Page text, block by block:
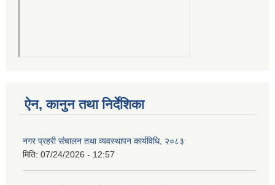
ऐन, कानुन तथा निर्देशिका
नगर प्रहरी संचालन तथा व्यवस्थापन कार्यविधि, २०८३
मिति: 07/24/2026 - 12:57